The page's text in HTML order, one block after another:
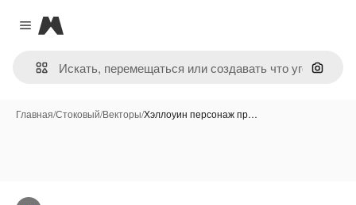
Close menu
Magnific
Поиск
Главная/Стоковый/Векторы/Хэллоуин персонаж пр…